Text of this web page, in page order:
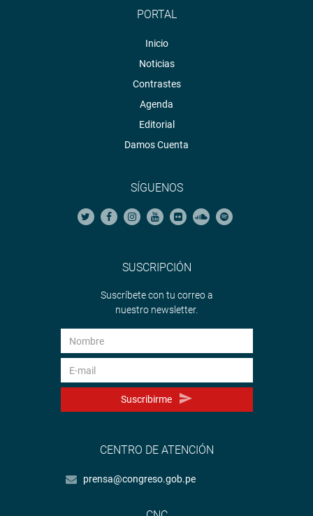
PORTAL
Inicio
Noticias
Contrastes
Agenda
Editorial
Damos Cuenta
SÍGUENOS
SUSCRIPCIÓN
Suscríbete con tu correo a
nuestro newsletter.
Suscribirme
CENTRO DE ATENCIÓN
prensa@congreso.gob.pe